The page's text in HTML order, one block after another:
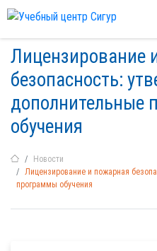
Лицензирование
безопасность:
дополнительные
обучения
Новости
Лицензирование и пожарная
программы обучения